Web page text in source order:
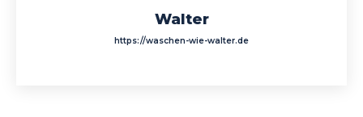
Walter
https://waschen-wie-walter.de